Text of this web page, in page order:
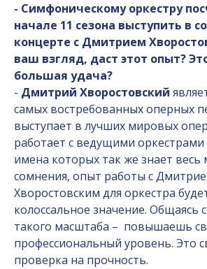
- Симфоническому оркестру
начале 11 сезона выступить в
концерте с Дмитрием
ваш взгляд, даст этот опыт?
большая удача?
- Дмитрий Хворостовский
самых востребованных оперных
выступает в лучших мировых
работает с ведущими
имена которых так же знает весь
сомнения, опыт работы с
Хворостовским для оркестра
колоссальное значение. Общаясь
такого масштаба – повышаешь
профессиональный уровень. Это
проверка на прочность.